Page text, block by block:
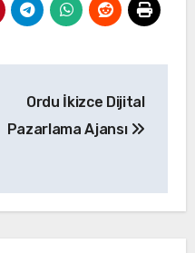
Ordu İkizce Dijital
Pazarlama Ajansı